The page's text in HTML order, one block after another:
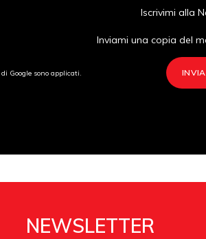
Iscrivimi alla
Inviami una copia del
di Google sono applicati.
NEWSLETTER